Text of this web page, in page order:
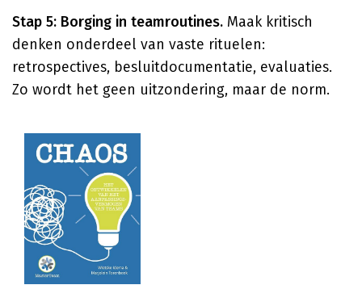
Stap 5: Borging in teamroutines. Maak kritisch
denken onderdeel van vaste rituelen:
retrospectives, besluitdocumentatie, evaluaties.
Zo wordt het geen uitzondering, maar de norm.